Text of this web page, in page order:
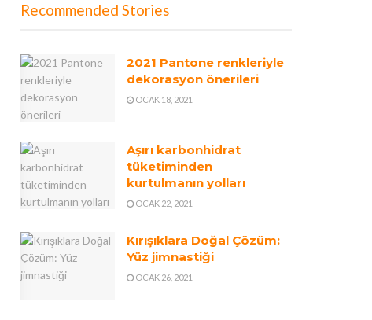
Recommended Stories
2021 Pantone renkleriyle
dekorasyon önerileri
OCAK 18, 2021
Aşırı karbonhidrat
tüketiminden
kurtulmanın yolları
OCAK 22, 2021
Kırışıklara Doğal Çözüm:
Yüz jimnastiği
OCAK 26, 2021